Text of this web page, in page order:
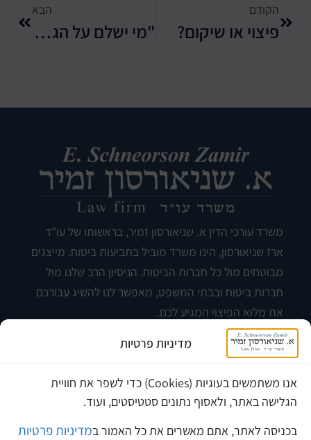
מדיניות פרטיות
אנו משתמשים בעוגיות (Cookies) כדי לשפר את חוויית
הגלישה באתר, ולאסוף נתונים סטטיסטים, ועוד.
בכניסה לאתר, אתם מאשרים את כל האמור במדיניות פרטיות
הקודם
פיצוי או שיקום?
הבא
"מי ישלם על הגדר המשותפת? ומה מעמדו של קיר תומך?"
משרד עורכי הדין א. שניאורסון זמיר, בראשותו של עו"ד
ארז שניאורסון, הינו משרד מוביל בתביעות ביטוח. מייצגים
מבוטחים מול כל חברות הביטוח. הניסיון הרב שלנו מול
חברות ביטוח ובבתי המשפט, מאפשר לנו להשיג עבורכם
את מלוא הפיצוי המגיע לכם.
פקס: 03-5212247
sec@srnlaw.com
erez@srnlaw.com
מרכז מידע
בלוג